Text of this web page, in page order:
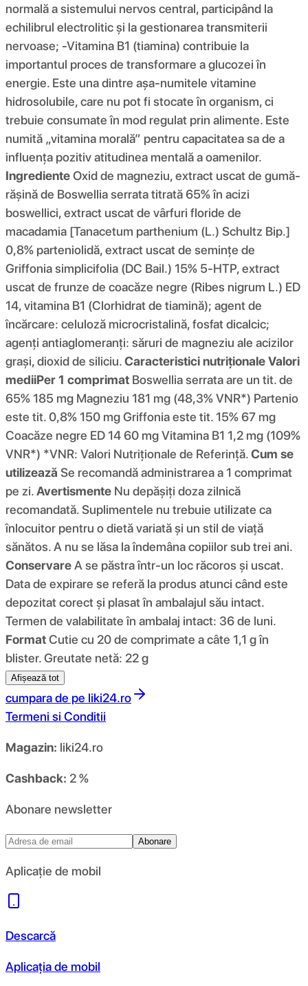
normală a sistemului nervos central, participând la
echilibrul electrolitic și la gestionarea transmiterii
nervoase; -Vitamina B1 (tiamina) contribuie la
importantul proces de transformare a glucozei în
energie. Este una dintre așa-numitele vitamine
hidrosolubile, care nu pot fi stocate în organism, ci
trebuie consumate în mod regulat prin alimente. Este
numită „vitamina morală” pentru capacitatea sa de a
influența pozitiv atitudinea mentală a oamenilor.
IngredienteOxid de magneziu, extract uscat de gumă-
rășină de Boswellia serrata titrată 65% în acizi
boswellici, extract uscat de vârfuri floride de
macadamia [Tanacetum parthenium (L.) Schultz Bip.]
0,8% parteniolidă, extract uscat de semințe de
Griffonia simplicifolia (DC Bail.) 15% 5-HTP, extract
uscat de frunze de coacăze negre (Ribes nigrum L.) ED
14, vitamina B1 (Clorhidrat de tiamină); agent de
încărcare: celuloză microcristalină, fosfat dicalcic;
agenți antiaglomeranți: săruri de magneziu ale acizilor
grași, dioxid de siliciu.Caracteristici nutriționaleValori
mediiPer 1 comprimat Boswellia serrata are un tit. de
65% 185 mg Magneziu 181 mg (48,3% VNR*) Partenio
este tit. 0,8% 150 mg Griffonia este tit. 15% 67 mg
Coacăze negre ED 14 60 mg Vitamina B1 1,2 mg (109%
VNR*) *VNR: Valori Nutriționale de Referință.Cum se
utilizează Se recomandă administrarea a 1 comprimat
pe zi.Avertismente Nu depășiți doza zilnică
recomandată. Suplimentele nu trebuie utilizate ca
înlocuitor pentru o dietă variată și un stil de viață
sănătos. A nu se lăsa la îndemâna copiilor sub trei ani.
ConservareA se păstra într-un loc răcoros și uscat.
Data de expirare se referă la produs atunci când este
depozitat corect și plasat în ambalajul său intact.
Termen de valabilitate în ambalaj intact: 36 de luni.
FormatCutie cu 20 de comprimate a câte 1,1 g în
blister. Greutate netă: 22 g
Afișează tot
cumpara de pe liki24.ro
Termeni si Conditii
Magazin: liki24.ro
Cashback: 2 %
Abonare newsletter
Abonare
Aplicație de mobil
Descarcă
Aplicația de mobil